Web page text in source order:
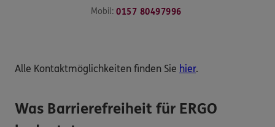
Mobil: 0157 80497996
Alle Kontaktmöglichkeiten finden Sie hier.
Was Barrierefreiheit für ERGO